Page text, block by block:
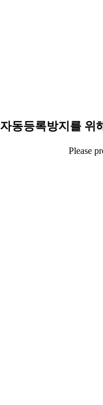
자동등록방지를 위
Please